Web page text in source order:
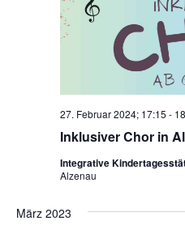
Inklusiver Chor in
27. Februar 2024; 17:15 -
Integrative
Alzenau
März 2023